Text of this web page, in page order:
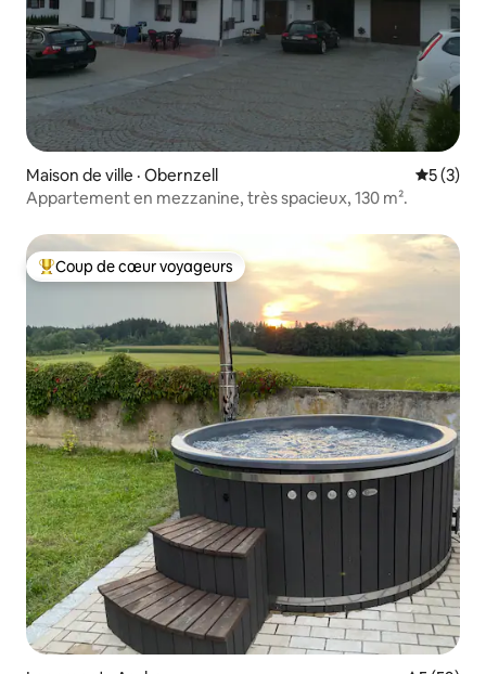
Maison de ville · Obernzell Note
5 (3)
Appartement en mezzanine, très spacieux, 130 m².
Coup de cœur voyageurs parmi les plus aimés
Coup de cœur voyageurs